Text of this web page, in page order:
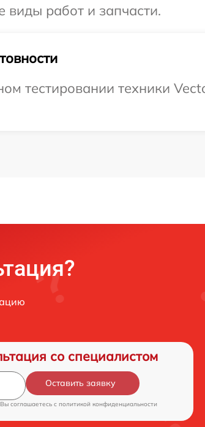
виды работ и запчасти.
тестировании техники
со специалистом
Оставить заявку
соглашаетесь c политикой конфиденциальности